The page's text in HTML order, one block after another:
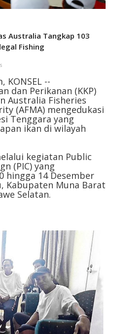
Australia Tangkap 103
Fishing
KONSEL --
dan Perikanan (KKP)
Australia Fisheries
(AFMA) mengedukasi
Tenggara yang
ikan di wilayah
kegiatan Public
(PIC) yang
hingga 14 Desember
Kabupaten Muna Barat
Selatan.